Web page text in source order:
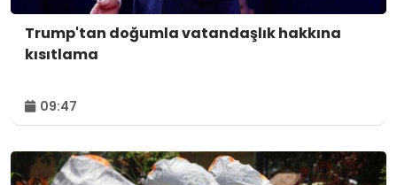
Trump'tan doğumla vatandaşlık hakkına
kısıtlama
09:47